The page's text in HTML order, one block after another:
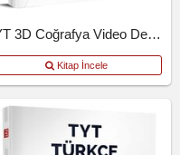
TYT 3D Coğrafya Video Destekli Defter
Kitap İncele